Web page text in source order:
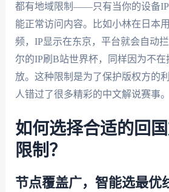
都有地域限制——只有当你的设备
能正常访问内容。比如小林在日本
频，IP显示在东京，平台就会自动
尔的IP刷B站世界杯，同样因为不
放。这种限制是为了保护版权方的
人错过了很多精彩的中文解说赛事。
如何选择合适的回
限制？
节点覆盖广，智能选最优